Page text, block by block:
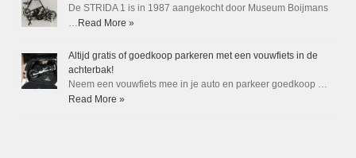
De STRIDA 1 is in 1987 aangekocht door Museum Boijmans
…Read More »
Altijd gratis of goedkoop parkeren met een vouwfiets in de
achterbak!
Neem een vouwfiets mee in je auto en parkeer goedkoop …
Read More »